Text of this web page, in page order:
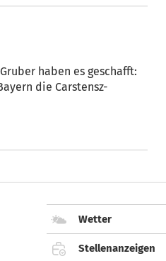
haben es geschafft:
die Carstensz-
Wetter
Stellenanzeigen